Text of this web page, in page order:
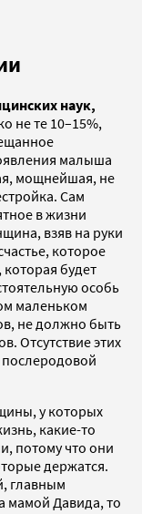
наук,
не те 10–15%,
малыша
мощнейшая, не
Сам
в жизни
взяв на руки
которое
будет
особь
маленьком
не должно быть
Отсутствие этих
послеродовой
у которых
какие-то
потому что они
держатся.
главным
мамой Давида, то